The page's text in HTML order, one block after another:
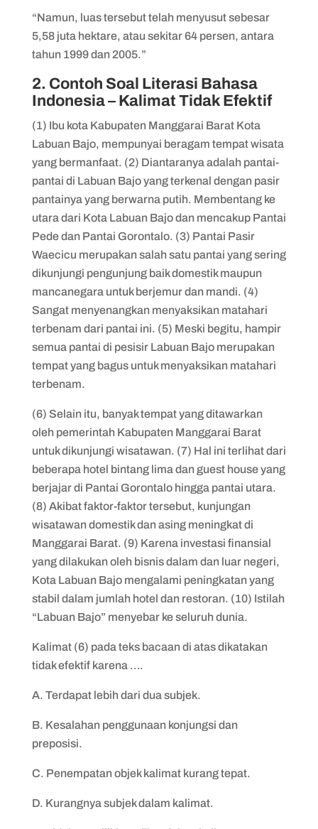
“Namun, luas tersebut telah menyusut sebesar
5,58 juta hektare, atau sekitar 64 persen, antara
tahun 1999 dan 2005.”
2. Contoh Soal Literasi Bahasa
Indonesia – Kalimat Tidak Efektif
(1) Ibu kota Kabupaten Manggarai Barat Kota
Labuan Bajo, mempunyai beragam tempat wisata
yang bermanfaat. (2) Diantaranya adalah pantai-
pantai di Labuan Bajo yang terkenal dengan pasir
pantainya yang berwarna putih. Membentang ke
utara dari Kota Labuan Bajo dan mencakup Pantai
Pede dan Pantai Gorontalo. (3) Pantai Pasir
Waecicu merupakan salah satu pantai yang sering
dikunjungi pengunjung baik domestik maupun
mancanegara untuk berjemur dan mandi. (4)
Sangat menyenangkan menyaksikan matahari
terbenam dari pantai ini. (5) Meski begitu, hampir
semua pantai di pesisir Labuan Bajo merupakan
tempat yang bagus untuk menyaksikan matahari
terbenam.
(6) Selain itu, banyak tempat yang ditawarkan
oleh pemerintah Kabupaten Manggarai Barat
untuk dikunjungi wisatawan. (7) Hal ini terlihat dari
beberapa hotel bintang lima dan guest house yang
berjajar di Pantai Gorontalo hingga pantai utara.
(8) Akibat faktor-faktor tersebut, kunjungan
wisatawan domestik dan asing meningkat di
Manggarai Barat. (9) Karena investasi finansial
yang dilakukan oleh bisnis dalam dan luar negeri,
Kota Labuan Bajo mengalami peningkatan yang
stabil dalam jumlah hotel dan restoran. (10) Istilah
“Labuan Bajo” menyebar ke seluruh dunia.
Kalimat (6) pada teks bacaan di atas dikatakan
tidak efektif karena ….
A. Terdapat lebih dari dua subjek.
B. Kesalahan penggunaan konjungsi dan
preposisi.
C. Penempatan objek kalimat kurang tepat.
D. Kurangnya subjek dalam kalimat.